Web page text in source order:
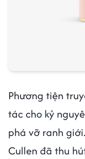
Phương tiện
tác cho kỷ
phá vỡ ranh
Cullen đã thu